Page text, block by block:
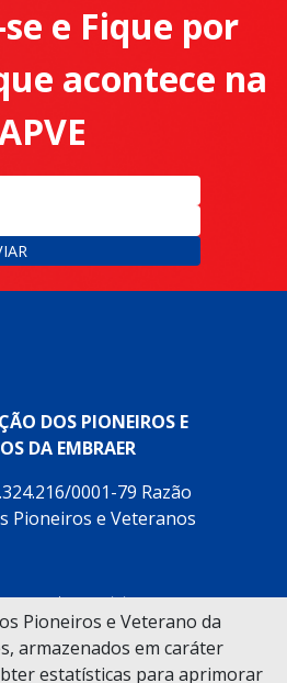
Pioneiros e Veterano da
armazenados em caráter
estatísticas para aprimorar
e Fique por
acontece na
DOS PIONEIROS E
DA EMBRAER
0001-79 Razão
Pioneiros e Veteranos
redes sociais: